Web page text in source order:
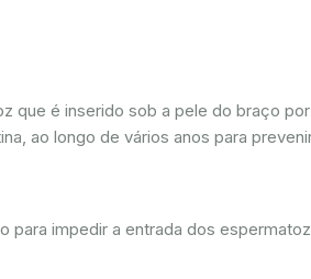
que é inserido sob a pele do braço
ao longo de vários anos para
impedir a entrada dos